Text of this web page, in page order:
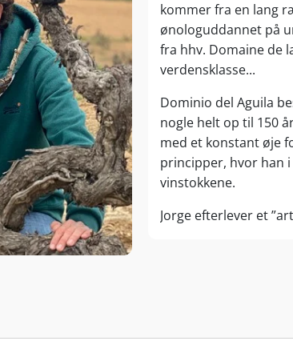
kommer fra en lang
ønologuddannet på
fra hhv. Domaine de
verdensklasse...
Dominio del Aguila
nogle helt op til 150
med et konstant øje
principper, hvor han
vinstokkene.
Jorge efterlever et
summer af liv.